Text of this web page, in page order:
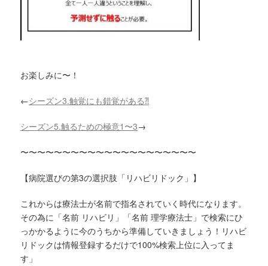
お楽しみに〜！
← シーズン3.触覚にも錯覚がある⁈
シーズン5.触るための極意1 〜3→
〜〜〜〜〜〜〜〜〜〜〜〜〜〜〜〜〜〜〜〜〜
【病院選びの第3の選択肢「リハビリドック」】
これからは療法士が名前で指名されていく時代になります。
その為に「名前 リハビリ」「名前 理学療法士」で検索にひ
っかかるように今のうちから準備していきましょう！リハビ
リドックは情報登録するだけで100%検索上位に入ってま
す」